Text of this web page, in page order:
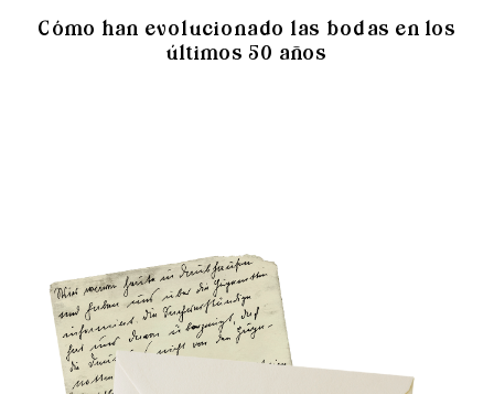
Cómo han evolucionado las bodas en los
últimos 50 años